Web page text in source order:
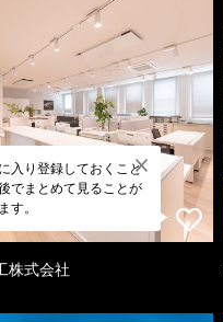
入り登録しておくこと
でまとめて見ることが
す。
株式会社